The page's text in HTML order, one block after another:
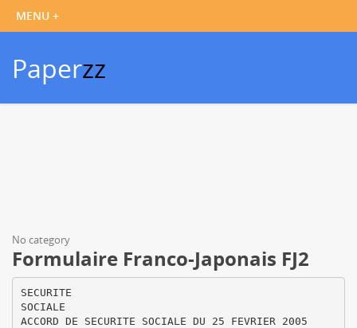
Paperzz
No category
Formulaire Franco-Japonais FJ2
SECURITE
SOCIALE
ACCORD DE SECURITE SOCIALE DU 25 FEVRIER 2005